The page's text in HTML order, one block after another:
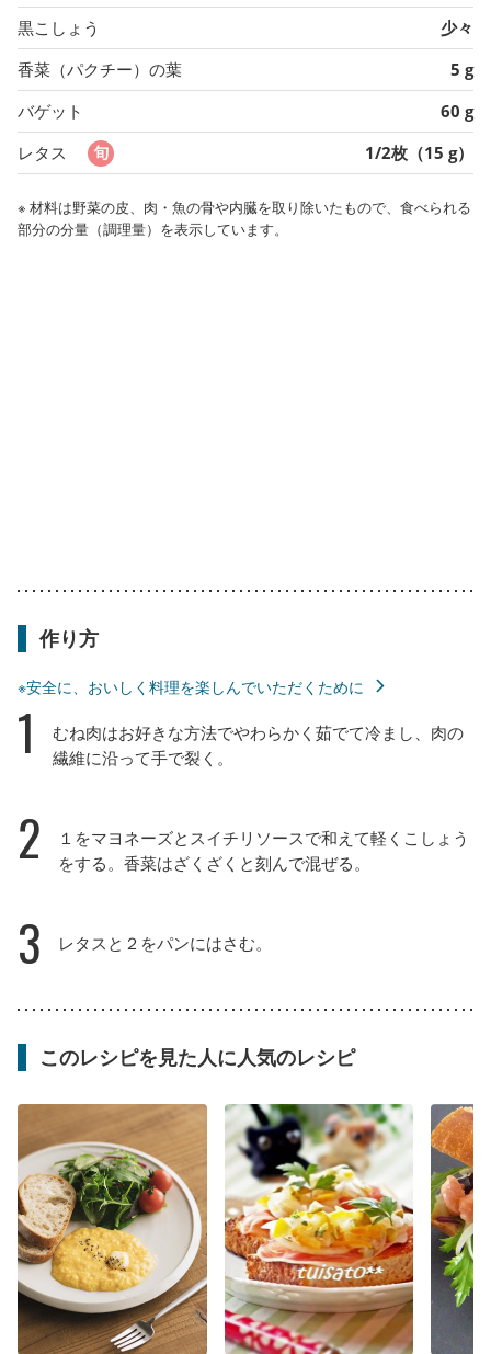
黒こしょう
少々
香菜（パクチー）の葉
5 g
バゲット
60 g
レタス
1/2枚（15 g）
※ 材料は野菜の皮、肉・魚の骨や内臓を取り除いたもので、食べられる
部分の分量（調理量）を表示しています。
作り方
※安全に、おいしく料理を楽しんでいただくために
1
むね肉はお好きな方法でやわらかく茹でて冷まし、肉の
繊維に沿って手で裂く。
2
１をマヨネーズとスイチリソースで和えて軽くこしょう
をする。香菜はざくざくと刻んで混ぜる。
3 レタスと２をパンにはさむ。
このレシピを見た人に人気のレシピ